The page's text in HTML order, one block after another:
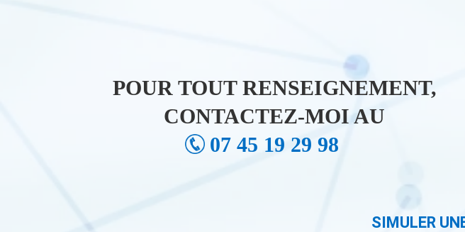
POUR TOUT RENSEIGNEMENT,
CONTACTEZ-MOI AU
07 45 19 29 98
SIMULER